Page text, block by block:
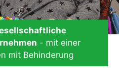
- mit einer
mit Behinderung